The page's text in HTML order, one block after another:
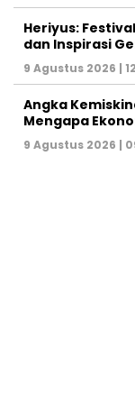
Heriyus:
dan Inspirasi
9 Agustus 2026 |
Angka
Mengapa
9 Agustus 2026 |